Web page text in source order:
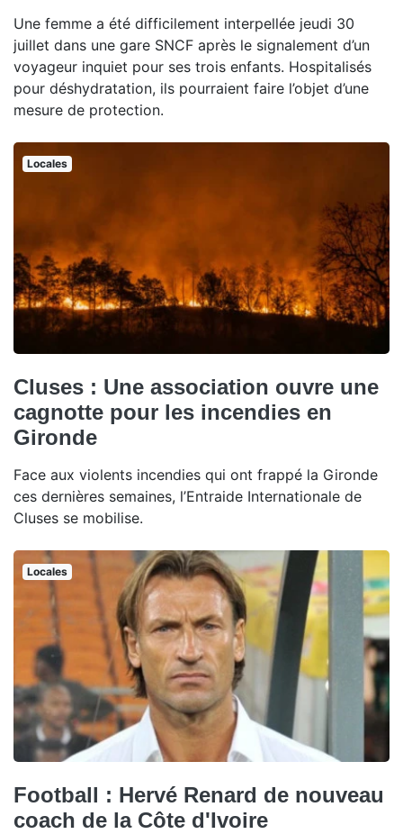
Une femme a été difficilement interpellée jeudi 30
juillet dans une gare SNCF après le signalement d’un
voyageur inquiet pour ses trois enfants. Hospitalisés
pour déshydratation, ils pourraient faire l’objet d’une
mesure de protection.
Locales
Cluses : Une association ouvre une
cagnotte pour les incendies en
Gironde
Face aux violents incendies qui ont frappé la Gironde
ces dernières semaines, l’Entraide Internationale de
Cluses se mobilise.
Locales
Football : Hervé Renard de nouveau
coach de la Côte d'Ivoire